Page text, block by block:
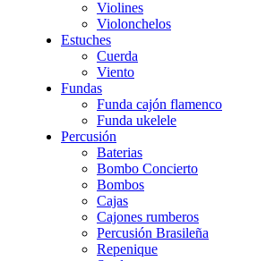
Violines
Violonchelos
Estuches
Cuerda
Viento
Fundas
Funda cajón flamenco
Funda ukelele
Percusión
Baterias
Bombo Concierto
Bombos
Cajas
Cajones rumberos
Percusión Brasileña
Repenique